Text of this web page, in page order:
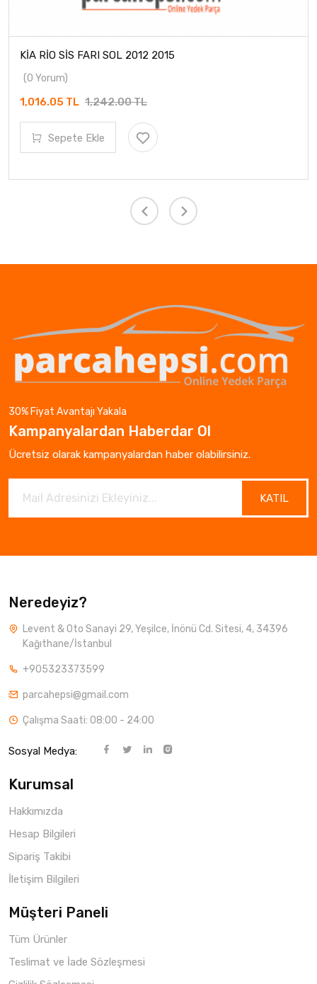
KİA RİO SİS FARI SOL 2012 2015
(0 Yorum)
1,016.05 TL 1,242.00 TL
Sepete Ekle
30% Fiyat Avantajı Yakala
Kampanyalardan Haberdar Ol
Ücretsiz olarak kampanyalardan haber olabilirsiniz.
KATIL
Neredeyiz?
Levent & Oto Sanayi 29, Yeşilce, İnönü Cd. Sitesi, 4, 34396
Kağıthane/İstanbul
+905323373599
parcahepsi@gmail.com
Çalışma Saati: 08:00 - 24:00
Sosyal Medya:
Kurumsal
Hakkımızda
Hesap Bilgileri
Sipariş Takibi
İletişim Bilgileri
Müşteri Paneli
Tüm Ürünler
Teslimat ve İade Sözleşmesi